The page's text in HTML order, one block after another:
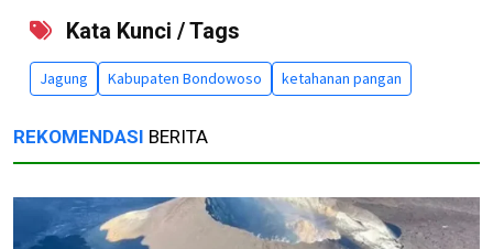
Kata Kunci / Tags
Jagung Kabupaten Bondowoso ketahanan pangan
REKOMENDASI BERITA